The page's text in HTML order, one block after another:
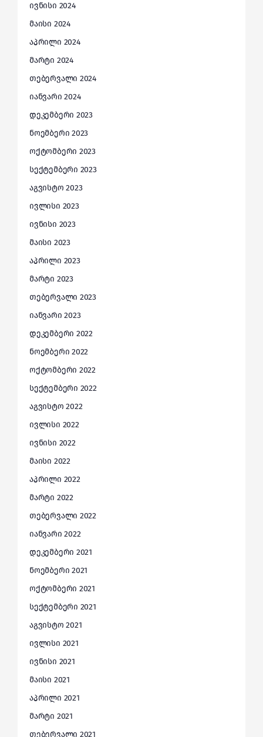
ივნისი 2024
მაისი 2024
აპრილი 2024
მარტი 2024
თებერვალი 2024
იანვარი 2024
დეკემბერი 2023
ნოემბერი 2023
ოქტომბერი 2023
სექტემბერი 2023
აგვისტო 2023
ივლისი 2023
ივნისი 2023
მაისი 2023
აპრილი 2023
მარტი 2023
თებერვალი 2023
იანვარი 2023
დეკემბერი 2022
ნოემბერი 2022
ოქტომბერი 2022
სექტემბერი 2022
აგვისტო 2022
ივლისი 2022
ივნისი 2022
მაისი 2022
აპრილი 2022
მარტი 2022
თებერვალი 2022
იანვარი 2022
დეკემბერი 2021
ნოემბერი 2021
ოქტომბერი 2021
სექტემბერი 2021
აგვისტო 2021
ივლისი 2021
ივნისი 2021
მაისი 2021
აპრილი 2021
მარტი 2021
თებერვალი 2021